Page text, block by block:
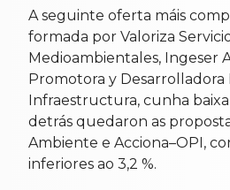
A seguinte oferta máis
formada por Valoriza
Medioambientales, Ingeser
Promotora y Desarrolladora
Infraestructura, cunha baixa
detrás quedaron as
Ambiente e Acciona–OPI,
inferiores ao 3,2 %.